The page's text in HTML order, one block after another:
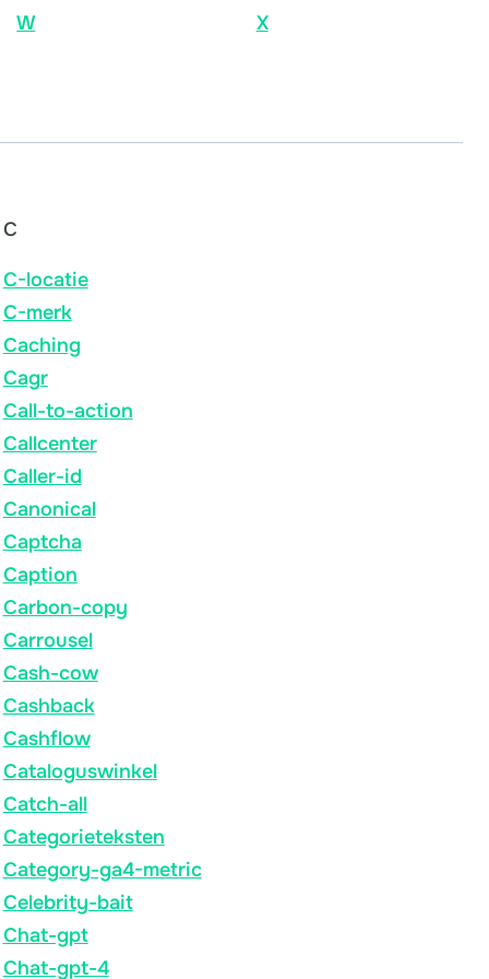
W
X
C
C-locatie
C-merk
Caching
Cagr
Call-to-action
Callcenter
Caller-id
Canonical
Captcha
Caption
Carbon-copy
Carrousel
Cash-cow
Cashback
Cashflow
Cataloguswinkel
Catch-all
Categorieteksten
Category-ga4-metric
Celebrity-bait
Chat-gpt
Chat-gpt-4